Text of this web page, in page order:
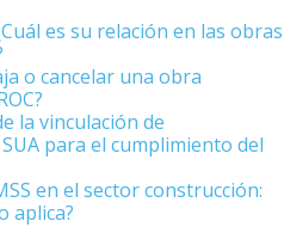
es su relación en las obras
o cancelar una obra
la vinculación de
para el cumplimiento del
en el sector construcción:
aplica?